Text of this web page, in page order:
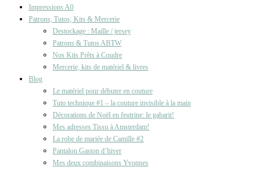
Impressions A0
Patrons, Tutos, Kits & Mercerie
Destockage : Maille / jersey
Patrons & Tutos ABTW
Nos Kits Prêts à Coudre
Mercerie, kits de matériel & livres
Blog
Le matériel pour débuter en couture
Tuto technique #1 – la couture invisible à la main
Décorations de Noël en feutrine: le gabarit!
Mes adresses Tissu à Amsterdam!
La robe de mariée de Camille #2
Pantalon Gaston d’hiver
Mes deux combinaisons Yvonnes